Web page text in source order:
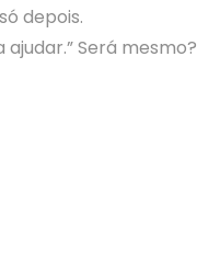
depois.
ajudar.” Será mesmo?